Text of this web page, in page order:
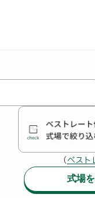
（ベスト
式場